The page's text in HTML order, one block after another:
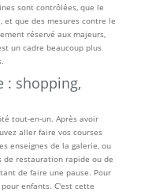
sont contrôlées, que le
et que des mesures contre le
réservé aux majeurs,
un cadre beaucoup plus
: shopping,
tout-en-un. Après avoir
aller faire vos courses
enseignes de la galerie, ou
de restauration rapide ou de
de faire une pause. Pour
enfants. C'est cette